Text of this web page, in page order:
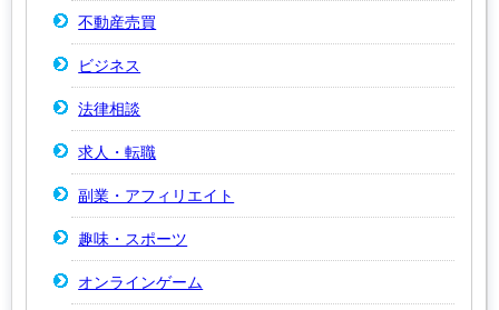
不動産売買
ビジネス
法律相談
求人・転職
副業・アフィリエイト
趣味・スポーツ
オンラインゲーム